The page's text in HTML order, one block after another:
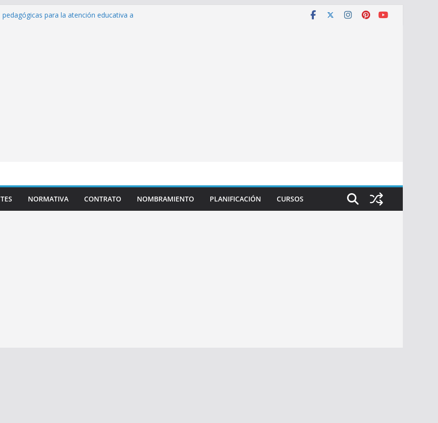
pedagógicas para la atención educativa a
NORMATIVA CONTRATO NOMBRAMIENTO PLANIFICACIÓN CURSOS